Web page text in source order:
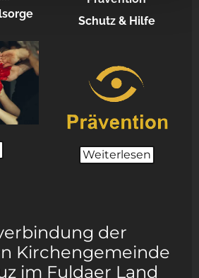
Schutz & Hilfe
Weiterlesen
der
Kirchengemeinde
im Fuldaer Land